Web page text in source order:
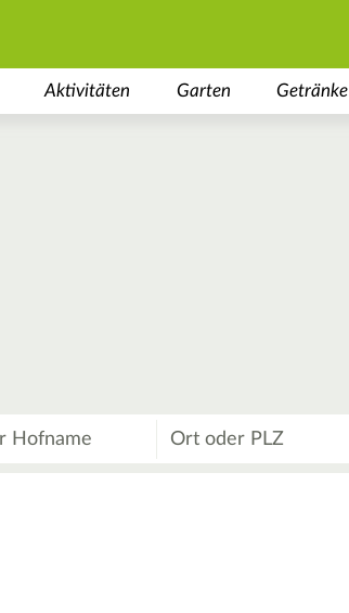
Aktivitäten Garten Getränke